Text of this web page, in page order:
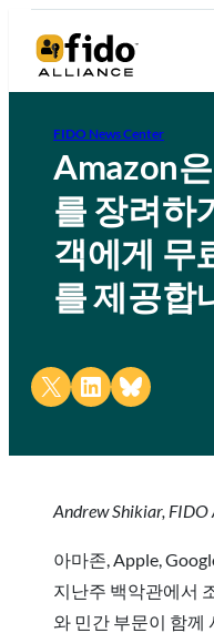
FIDO News Center
Amazon
를 장려하
객에게 무
를 제공합
Share on X Share on LinkedIn
Share on Bluesky
Andrew Shikiar,
아마존, Apple,
지난주 백악관에서
와 민간 부문이 함께